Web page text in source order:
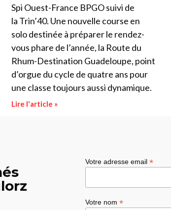
Spi Ouest-France BPGO suivi de
la Trin’40. Une nouvelle course en
solo destinée à préparer le rendez-
vous phare de l’année, la Route du
Rhum-Destination Guadeloupe, point
d’orgue du cycle de quatre ans pour
une classe toujours aussi dynamique.
Lire l'article »
Votre adresse email*
Votre nom*